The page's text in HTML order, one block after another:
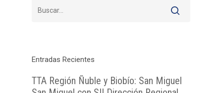
Entradas Recientes
TTA Región Ñuble y Biobío: San Miguel